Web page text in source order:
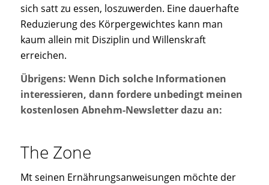
sich satt zu essen, loszuwerden. Eine dauerhafte
Reduzierung des Körpergewichtes kann man
kaum allein mit Disziplin und Willenskraft
erreichen.
Übrigens: Wenn Dich solche Informationen
interessieren, dann fordere unbedingt meinen
kostenlosen Abnehm-Newsletter dazu an:
The Zone
Mt seinen Ernährungsanweisungen möchte der